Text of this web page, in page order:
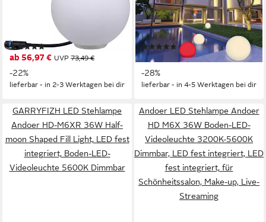
integriert, Warmweiß, LED-
Modul, IP67 3000K 24V
(8)
ab 56,97 € UVP 73,49 €
-22%
lieferbar - in 2-3 Werktagen bei dir
Solar Kugelleuchte Ø 40 cm,
RGB, Tageslichtsensor, LED
fest integriert, Warmweiß,
RGB, mit Erdspieß
(3)
64,99 € UVP89,99 €
-28%
lieferbar - in 4-5 Werktagen bei dir
GARRYFIZH LED Stehlampe
Andoer HD-M6XR 36W Half-
moon Shaped Fill Light, LED fest
integriert, Boden-LED-
Videoleuchte 5600K Dimmbar
Andoer LED Stehlampe Andoer
HD M6X 36W Boden-LED-
Videoleuchte 3200K-5600K
Dimmbar, LED fest integriert, LED
fest integriert, für
Schönheitssalon, Make-up, Live-
Streaming